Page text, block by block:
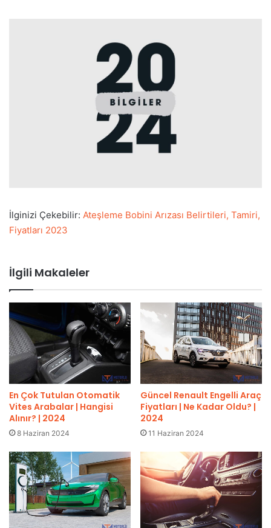
İlginizi Çekebilir: Ateşleme Bobini Arızası Belirtileri, Tamiri,
Fiyatları 2023
İlgili Makaleler
En Çok Tutulan Otomatik
Vites Arabalar | Hangisi
Alınır? | 2024
8 Haziran 2024
Güncel Renault Engelli Araç
Fiyatları | Ne Kadar Oldu? |
2024
11 Haziran 2024